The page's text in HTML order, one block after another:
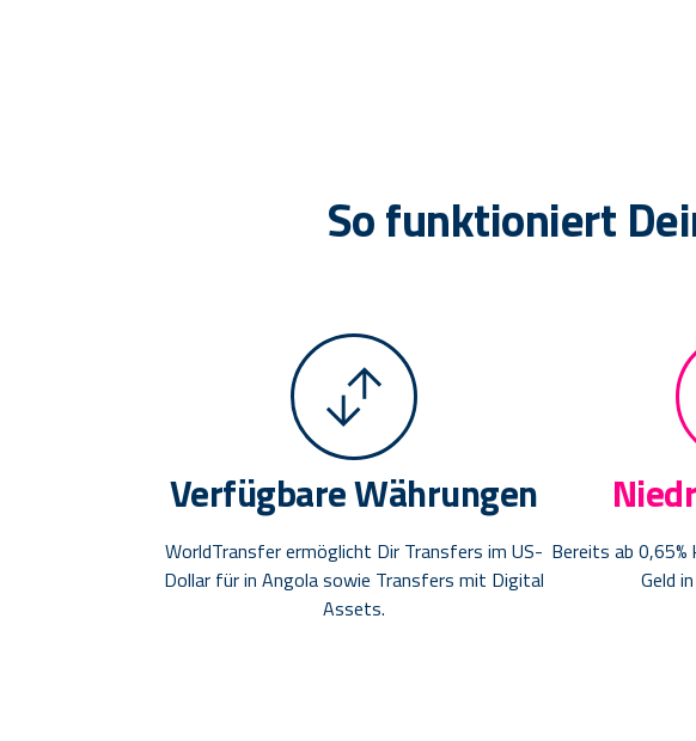
So funktioniert
Verfügbare Währungen
WorldTransfer ermöglicht Dir Transfers im US-
Dollar für in Angola sowie Transfers mit Digital
Assets.
Bereits ab
Geld